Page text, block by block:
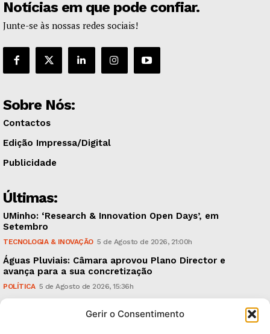
Gerir o Consentimento
Notícias em que pode confiar.
Junte-se às nossas redes sociais!
Sobre Nós:
Contactos
Edição Impressa/Digital
Publicidade
Últimas:
UMinho: ‘Research & Innovation Open Days’, em
Setembro
TECNOLOGIA & INOVAÇÃO 5 de Agosto de 2026, 21:00h
Águas Pluviais: Câmara aprovou Plano Director e
avança para a sua concretização
POLÍTICA 5 de Agosto de 2026, 15:36h